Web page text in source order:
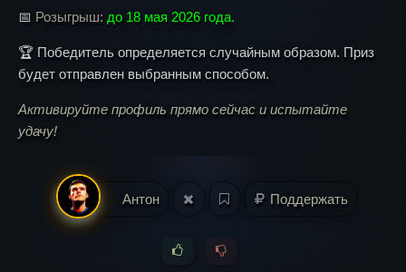
📅 Розыгрыш: до 18 мая 2026 года.
🏆 Победитель определяется случайным образом. Приз
будет отправлен выбранным способом.
Активируйте профиль прямо сейчас и испытайте
удачу!
Антон Поддержать